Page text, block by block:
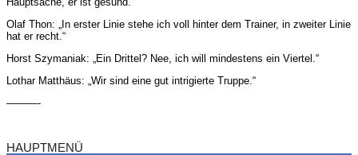
Olaf Thon: „In erster Linie stehe ich voll hinter dem Trainer, in zweiter Linie
hat er recht.“
Horst Szymaniak: „Ein Drittel? Nee, ich will mindestens ein Viertel.“
Lothar Matthäus: „Wir sind eine gut intrigierte Truppe.“
———-
HAUPTMENÜ